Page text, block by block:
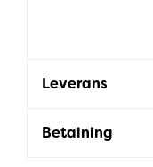
Leverans
Betalning